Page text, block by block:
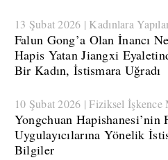
13 Şubat 2026 | Kadınlara
Falun Gong’a Olan İnancı
Hapis Yatan Jiangxi
Bir Kadın, İstismara Uğradı
10 Şubat 2026 | Fiziksel İşkence
​Yongchuan Hapishanesi’nin
Uygulayıcılarına Yönelik
Bilgiler